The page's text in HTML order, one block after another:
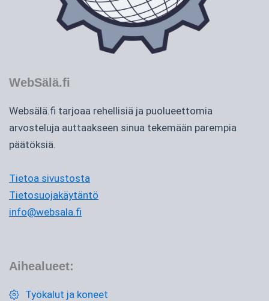
WebSälä.fi
Websälä.fi tarjoaa rehellisiä ja puolueettomia
arvosteluja auttaakseen sinua tekemään parempia
päätöksiä.
Tietoa sivustosta
Tietosuojakäytäntö
info@websala.fi
Aihealueet:
Työkalut ja koneet